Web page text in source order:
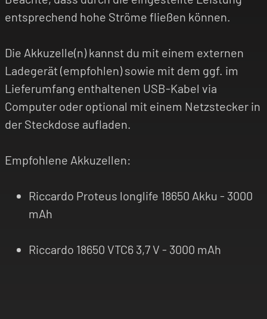
entsprechend hohe Ströme fließen können.
Die Akkuzelle(n) kannst du mit einem externen
Ladegerät (empfohlen) sowie mit dem ggf. im
Lieferumfang enthaltenen USB-Kabel via
Computer oder optional mit einem Netzstecker in
der Steckdose aufladen.
Empfohlene Akkuzellen:
Riccardo Proteus longlife 18650 Akku - 3000
mAh
Riccardo 18650 VTC6 3,7 V - 3000 mAh